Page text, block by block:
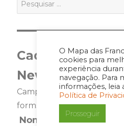
O Mapa das
cookies para
experiência
navegação. Para
informações, leia
Política de
Prosseguir
por:
Cadastre-se
Newsletter
Campos marcados com
forms-req-symbol">*</
Nome